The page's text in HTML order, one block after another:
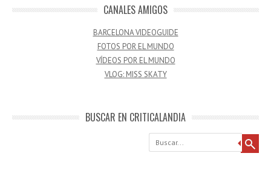
CANALES AMIGOS
BARCELONA VIDEOGUIDE
FOTOS POR EL MUNDO
VÍDEOS POR EL MUNDO
VLOG: MISS SKATY
BUSCAR EN CRITICALANDIA
Buscar